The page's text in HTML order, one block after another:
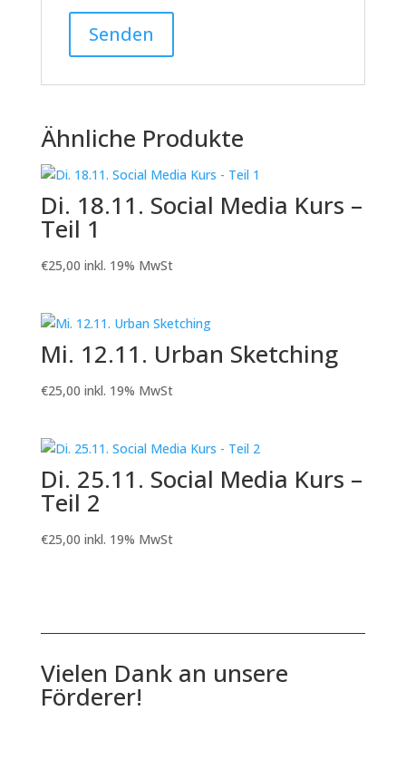
Ähnliche Produkte
Di. 18.11. Social Media Kurs –
Teil 1
€25,00 inkl. 19% MwSt
Mi. 12.11. Urban Sketching
€25,00 inkl. 19% MwSt
Di. 25.11. Social Media Kurs –
Teil 2
€25,00 inkl. 19% MwSt
Vielen Dank an unsere
Förderer!